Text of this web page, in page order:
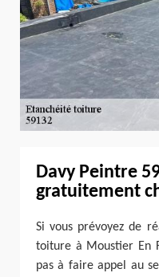
Davy Peintre
gratuitement
Si vous prévoyez de
toiture à Moustier En
pas à faire appel au